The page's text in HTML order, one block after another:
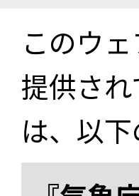
このウ
提供さ
は、以